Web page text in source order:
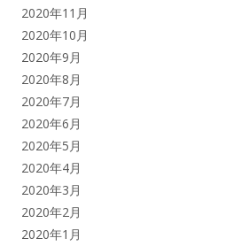
2020年11月
2020年10月
2020年9月
2020年8月
2020年7月
2020年6月
2020年5月
2020年4月
2020年3月
2020年2月
2020年1月